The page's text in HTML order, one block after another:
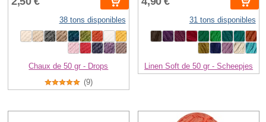
38 tons disponibles
Chaux de 50 gr - Drops
(9)
31 tons disponibles
Linen Soft de 50 gr - Scheepjes